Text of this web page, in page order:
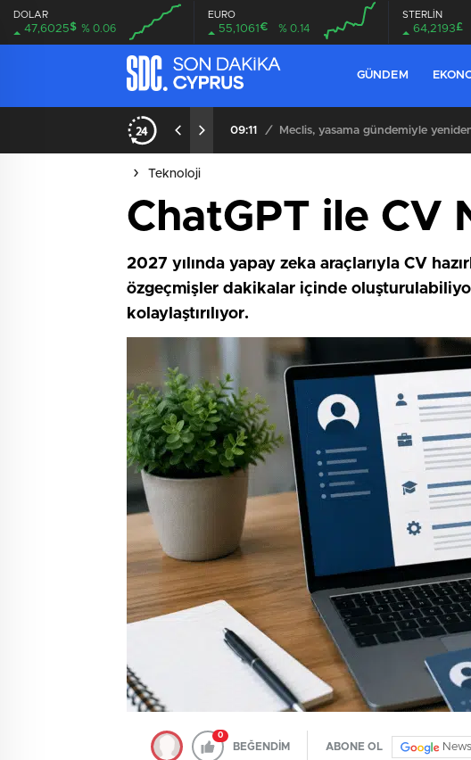
DOLAR
47,6025$ % 0.06
EURO
55,1061€ % 0.14
STERLİN
64,2193£
GÜNDEM
09:11 / Meclis, yasama gündemiyle
Teknoloji
⁠ChatGPT ile CV
2027 yılında yapay zeka araçlarıyla CV
özgeçmişler dakikalar içinde
kolaylaştırılıyor.
0
BEĞENDİM ABONE OL News